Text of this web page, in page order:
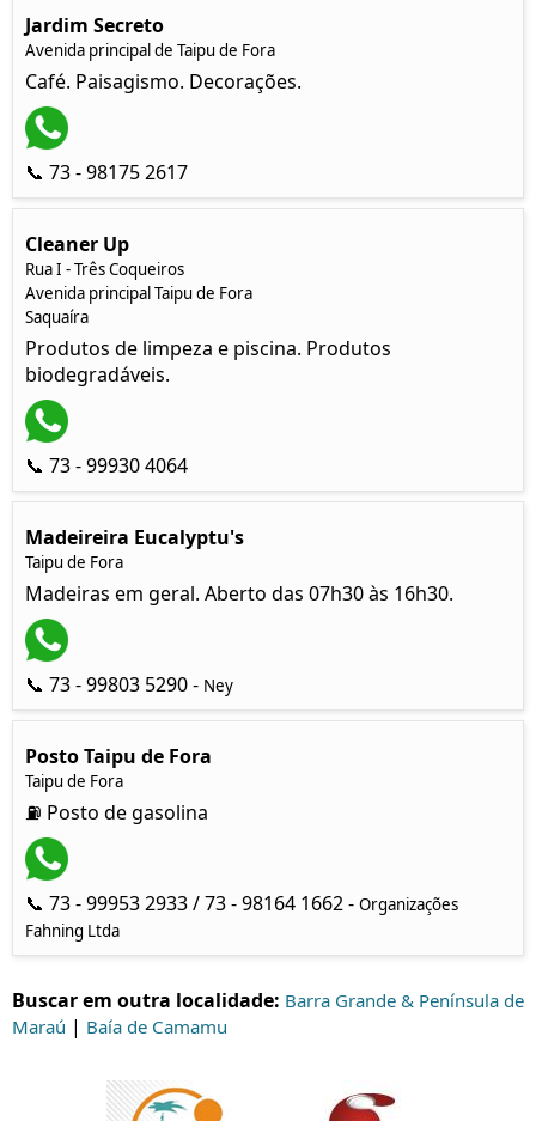
Jardim Secreto
Avenida principal de Taipu de Fora
Café. Paisagismo. Decorações.
📞 73 - 98175 2617
Cleaner Up
Rua I - Três Coqueiros
Avenida principal Taipu de Fora
Saquaíra
Produtos de limpeza e piscina. Produtos
biodegradáveis.
📞 73 - 99930 4064
Madeireira Eucalyptu's
Taipu de Fora
Madeiras em geral. Aberto das 07h30 às 16h30.
📞 73 - 99803 5290 - Ney
Posto Taipu de Fora
Taipu de Fora
⛽ Posto de gasolina
📞 73 - 99953 2933 / 73 - 98164 1662 - Organizações
Fahning Ltda
Buscar em outra localidade: Barra Grande & Península de
Maraú | Baía de Camamu